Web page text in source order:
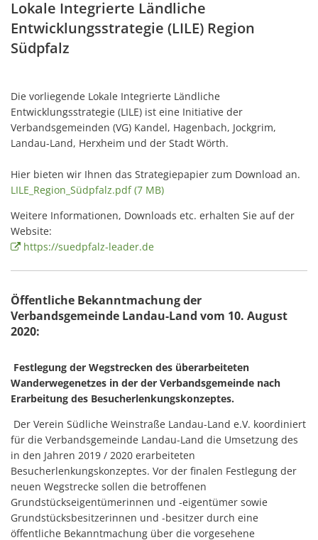
Amtsblatt-Artikel
Webseite Ortsgemeinde
Knöringen
Kontakt Ortsgemeinde
Statistik und Zahlen
Leinsweiler
Kontakt Ortsgemeinde
Amtsblatt-Artikel
Ranschbach
Webseite Ortsgemeinde
Amtsblatt-Artikel
Statistik und Zahlen
Webseite Ortsgemeinde
Walsheim
Kontakt Ortsgemeinde
Statistik und Zahlen
Bekanntmachung
Lärmaktionsplan
Standesamt
Schiedsamt
Öffentliche Bekanntmachungen
Grundsteuer
Aktuelles / Informationen
Abwasser
Kläranlage Böchingen
Kläranlage Billigheim
Klärschlammfaulung Billigheim
Klimaschutzatlas
Lokale Integrierte Ländliche
Entwicklungsstrategie (LILE) Region
Südpfalz
Die vorliegende Lokale Integrierte Ländliche
Entwicklungsstrategie (LILE) ist eine Initiative der
Verbandsgemeinden (VG) Kandel, Hagenbach, Jockgrim,
Landau-Land, Herxheim und der Stadt Wörth.
Hier bieten wir Ihnen das Strategiepapier zum Download an.
LILE_Region_Südpfalz.pdf (7 MB)
Weitere Informationen, Downloads etc. erhalten Sie auf der
Website:
https://suedpfalz-leader.de
Öffentliche Bekanntmachung der
Verbandsgemeinde Landau-Land vom 10. August
2020:
Festlegung der Wegstrecken des überarbeiteten
Wanderwegenetzes in der der Verbandsgemeinde nach
Erarbeitung des Besucherlenkungskonzeptes.
Der Verein Südliche Weinstraße Landau-Land e.V. koordiniert
für die Verbandsgemeinde Landau-Land die Umsetzung des
in den Jahren 2019 / 2020 erarbeiteten
Besucherlenkungskonzeptes. Vor der finalen Festlegung der
neuen Wegstrecke sollen die betroffenen
Grundstückseigentümerinnen und -eigentümer sowie
Grundstücksbesitzerinnen und -besitzer durch eine
öffentliche Bekanntmachung über die vorgesehene